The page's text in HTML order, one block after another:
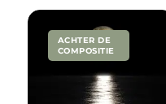
ACHTER DE
COMPOSITIE